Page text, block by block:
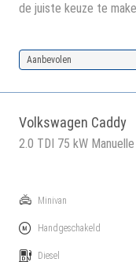
de juiste keuze te
Aanbevolen
Volkswagen Caddy
2.0 TDI 75 kW Manuelle
Minivan
Handgeschakeld
Diesel